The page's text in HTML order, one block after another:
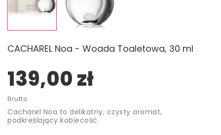
CACHAREL Noa - Woada Toaletowa, 30 ml
139,00 zł
Brutto
Cacharel Noa to delikatny, czysty aromat,
podkreślający kobiecość.